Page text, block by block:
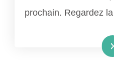
prochain. Regardez
Lire la suite